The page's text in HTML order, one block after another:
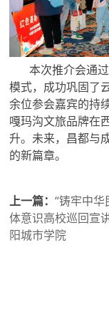
本次推介会通过
模式，成功巩固了
余位参会嘉宾的持
嘎玛沟文旅品牌在
升。未来，昌都与
的新篇章。
上一篇：“铸牢中华
体意识高校巡回宣
阳城市学院